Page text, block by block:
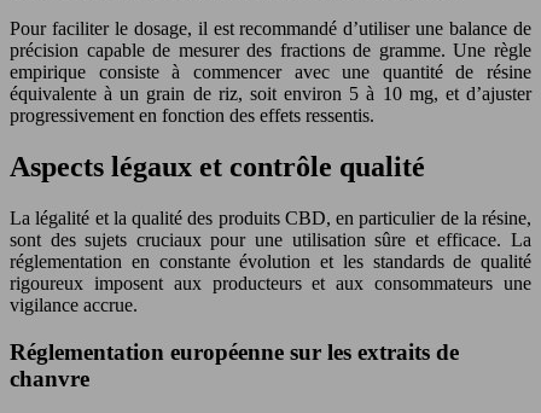
Pour faciliter le dosage, il est recommandé d’utiliser une balance de
précision capable de mesurer des fractions de gramme. Une règle
empirique consiste à commencer avec une quantité de résine
équivalente à un grain de riz, soit environ 5 à 10 mg, et d’ajuster
progressivement en fonction des effets ressentis.
Aspects légaux et contrôle qualité
La légalité et la qualité des produits CBD, en particulier de la résine,
sont des sujets cruciaux pour une utilisation sûre et efficace. La
réglementation en constante évolution et les standards de qualité
rigoureux imposent aux producteurs et aux consommateurs une
vigilance accrue.
Réglementation européenne sur les extraits de
chanvre